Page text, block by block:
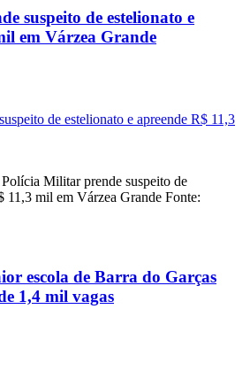
suspeito de estelionato e
em Várzea Grande
Militar prende suspeito de
11,3 mil em Várzea Grande Fonte:
escola de Barra do Garças
1,4 mil vagas